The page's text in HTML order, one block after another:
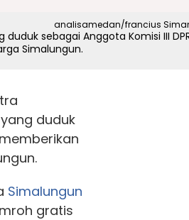
analisamedan/francius
sebagai Anggota Komisi III
Simalungun.
yang duduk
Simalungun
gratis